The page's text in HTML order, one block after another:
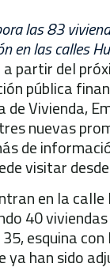
las 83
en las calles
partir del
pública
Vivienda,
nuevas
de
visitar
en la
40
esquina
ya han sido